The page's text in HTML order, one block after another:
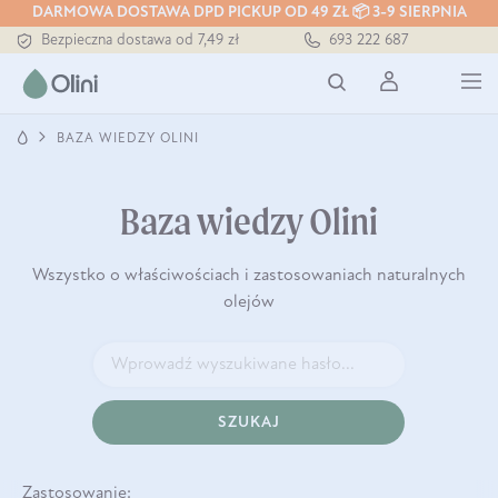
DARMOWA DOSTAWA DPD PICKUP OD 49 ZŁ 📦 3-9 SIERPNIA
Tłoczony zawsze na zimno
Bezpieczna dostawa od 7,49 zł
Tłoczony zawsze na zimno
693 222 687
BAZA WIEDZY OLINI
Baza wiedzy Olini
Wszystko o właściwościach i zastosowaniach naturalnych
olejów
SZUKAJ
Zastosowanie: